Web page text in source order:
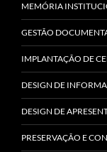
MEMÓRIA
GESTÃO
IMPLANTAÇÃO DE
DESIGN DE
DESIGN DE
PRESERVAÇÃO E